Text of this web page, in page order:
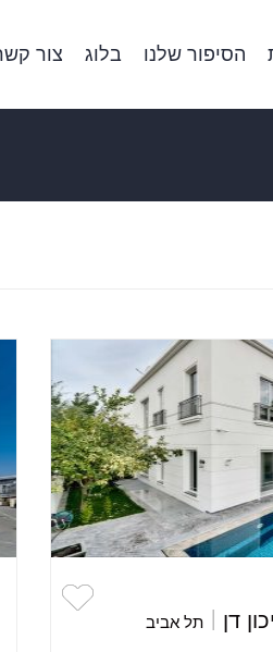
הסיפור שלנו בלוג צור
דן תל אביב